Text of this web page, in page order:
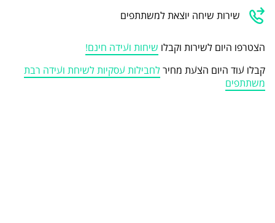
שירות שיחה יוצאת למשתתפים
הצטרפו היום לשירות וקבלו שיחות ועידה חינם!
קבלו עוד היום הצעת מחירלחבילות עסקיות לשיחת ועידה רבת
משתתפים